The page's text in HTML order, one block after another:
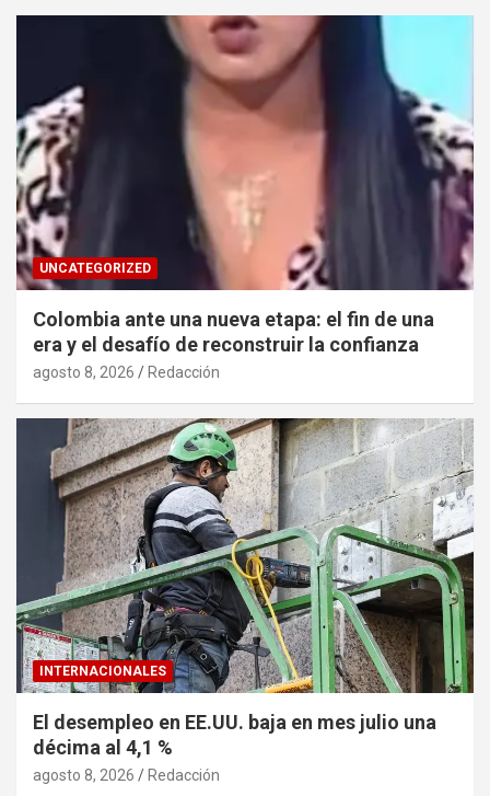
UNCATEGORIZED
Colombia ante una nueva etapa: el fin de una
era y el desafío de reconstruir la confianza
agosto 8, 2026 Redacción
INTERNACIONALES
El desempleo en EE.UU. baja en mes julio una
décima al 4,1 %
agosto 8, 2026 Redacción